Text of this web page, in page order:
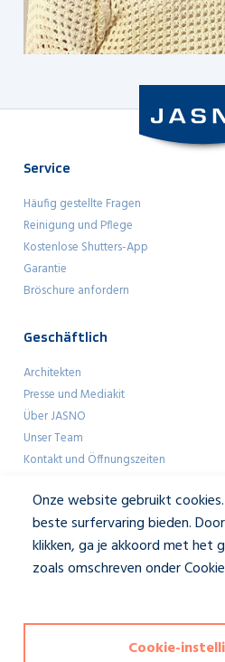
Service
Häufig gestellte Fragen
Reinigung und Pflege
Kostenlose Shutters-App
Garantie
Bröschure anfordern
Geschäftlich
Architekten
Presse und Mediakit
Über JASNO
Unser Team
Kontakt und Öffnungszeiten
Social
Onze website gebruikt
beste surfervaring bieden.
klikken, ga je akkoord met het
zoals omschreven onder
Cookie-